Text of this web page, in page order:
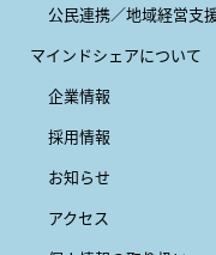
公民連携／地域経営支
マインドシェアについて
企業情報
採用情報
お知らせ
アクセス